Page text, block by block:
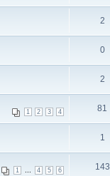
2
0
2
1 2 3 4 81
1
1 4 5 6 143